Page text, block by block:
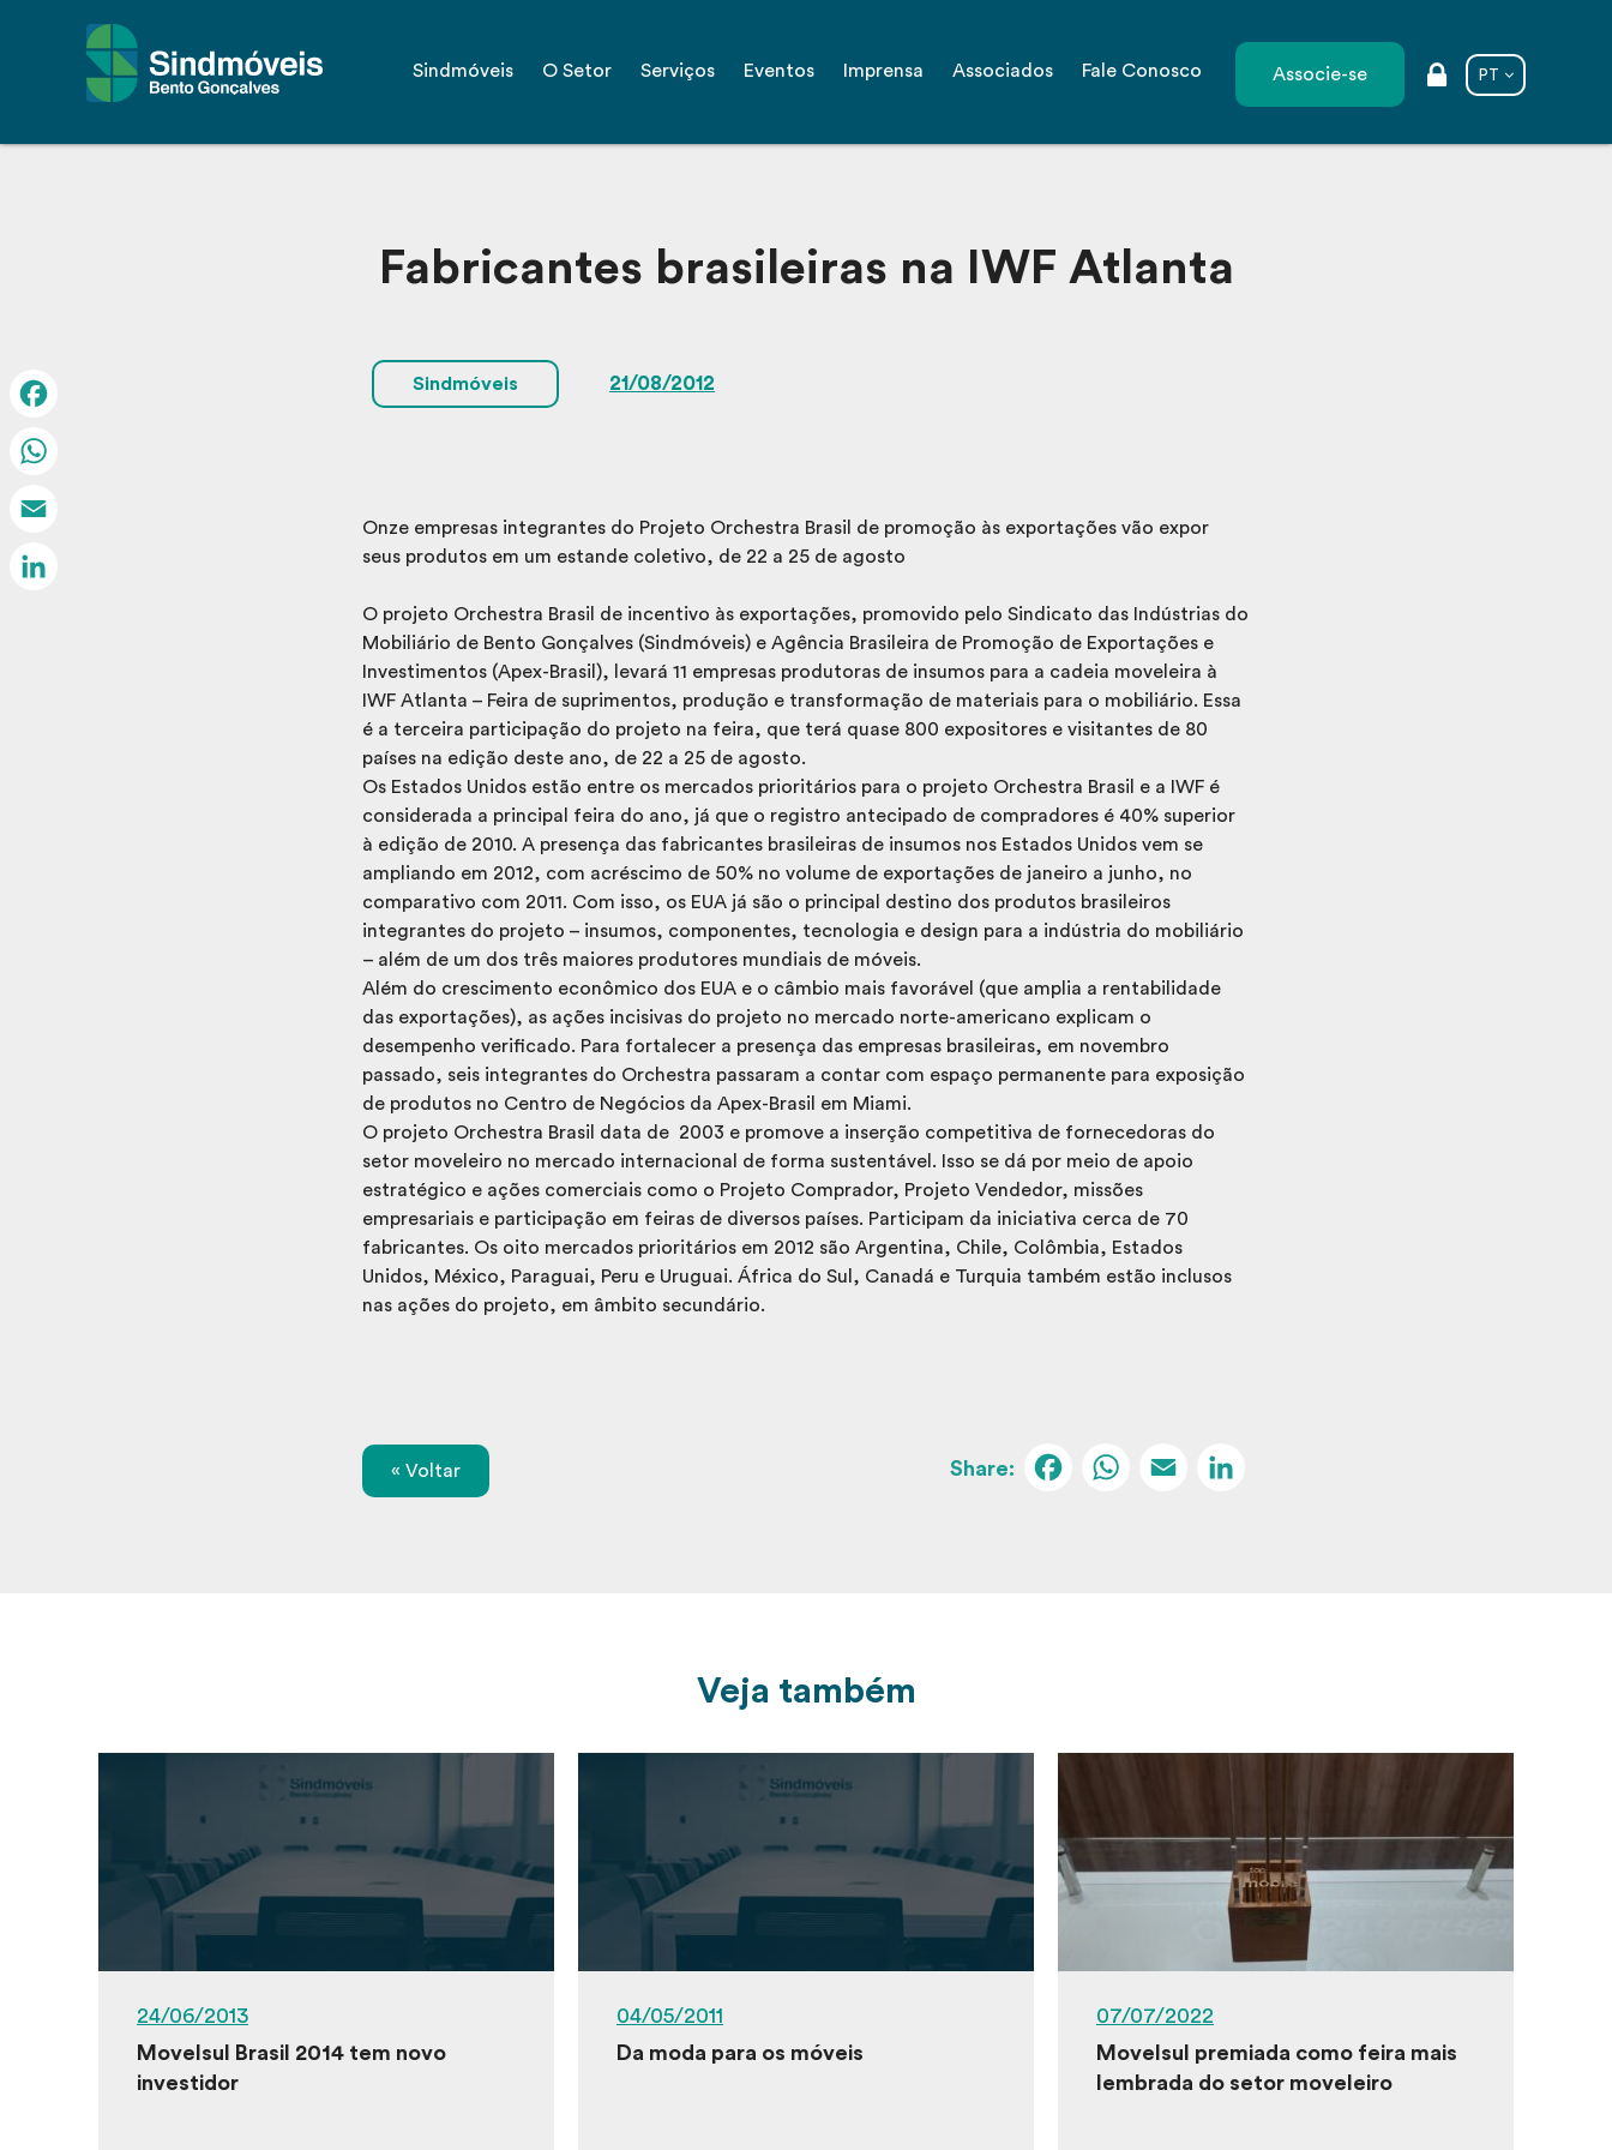
Sindmóveis O Setor Serviços Eventos Imprensa Associados Fale Conosco Associe-se PT
Fabricantes brasileiras na IWF Atlanta
Sindmóveis 21/08/2012
Onze empresas integrantes do Projeto Orchestra Brasil de promoção às exportações vão expor
seus produtos em um estande coletivo, de 22 a 25 de agosto
O projeto Orchestra Brasil de incentivo às exportações, promovido pelo Sindicato das Indústrias do
Mobiliário de Bento Gonçalves (Sindmóveis) e Agência Brasileira de Promoção de Exportações e
Investimentos (Apex-Brasil), levará 11 empresas produtoras de insumos para a cadeia moveleira à
IWF Atlanta – Feira de suprimentos, produção e transformação de materiais para o mobiliário. Essa
é a terceira participação do projeto na feira, que terá quase 800 expositores e visitantes de 80
países na edição deste ano, de 22 a 25 de agosto.
Os Estados Unidos estão entre os mercados prioritários para o projeto Orchestra Brasil e a IWF é
considerada a principal feira do ano, já que o registro antecipado de compradores é 40% superior
à edição de 2010. A presença das fabricantes brasileiras de insumos nos Estados Unidos vem se
ampliando em 2012, com acréscimo de 50% no volume de exportações de janeiro a junho, no
comparativo com 2011. Com isso, os EUA já são o principal destino dos produtos brasileiros
integrantes do projeto – insumos, componentes, tecnologia e design para a indústria do mobiliário
– além de um dos três maiores produtores mundiais de móveis.
Além do crescimento econômico dos EUA e o câmbio mais favorável (que amplia a rentabilidade
das exportações), as ações incisivas do projeto no mercado norte-americano explicam o
desempenho verificado. Para fortalecer a presença das empresas brasileiras, em novembro
passado, seis integrantes do Orchestra passaram a contar com espaço permanente para exposição
de produtos no Centro de Negócios da Apex-Brasil em Miami.
O projeto Orchestra Brasil data de 2003 e promove a inserção competitiva de fornecedoras do
setor moveleiro no mercado internacional de forma sustentável. Isso se dá por meio de apoio
estratégico e ações comerciais como o Projeto Comprador, Projeto Vendedor, missões
empresariais e participação em feiras de diversos países. Participam da iniciativa cerca de 70
fabricantes. Os oito mercados prioritários em 2012 são Argentina, Chile, Colômbia, Estados
Unidos, México, Paraguai, Peru e Uruguai. África do Sul, Canadá e Turquia também estão inclusos
nas ações do projeto, em âmbito secundário.
« Voltar Facebook
WhatsApp
Email
Veja também
24/06/2013
Movelsul Brasil 2014 tem novo
investidor
04/05/2011
Da moda para os móveis
07/07/2022
Movelsul premiada como feira mais
lembrada do setor moveleiro
Facebook
Email